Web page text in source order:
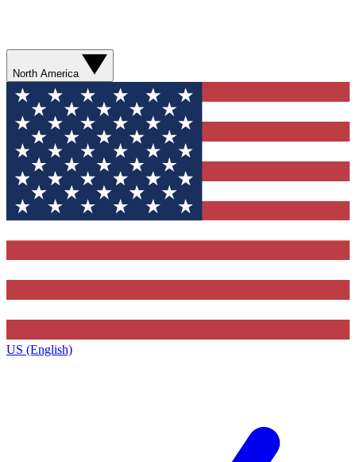
North America
US (English)